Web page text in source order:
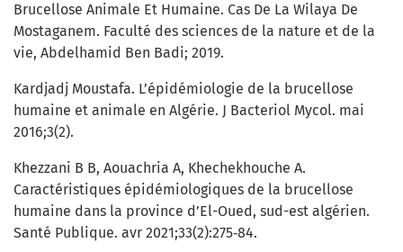
Brucellose Animale Et Humaine. Cas De La Wilaya De
Mostaganem. Faculté des sciences de la nature et de la
vie, Abdelhamid Ben Badi; 2019.
Kardjadj Moustafa. L’épidémiologie de la brucellose
humaine et animale en Algérie. J Bacteriol Mycol. mai
2016;3(2).
Khezzani B B, Aouachria A, Khechekhouche A.
Caractéristiques épidémiologiques de la brucellose
humaine dans la province d’El-Oued, sud-est algérien.
Santé Publique. avr 2021;33(2):275‑84.